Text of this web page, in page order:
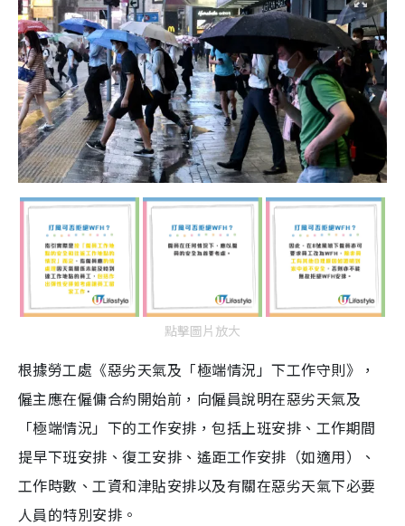
點擊圖片放大
根據勞工處《惡劣天氣及「極端情況」下工作守則》，
僱主應在僱傭合約開始前，向僱員說明在惡劣天氣及
「極端情況」下的工作安排，包括上班安排、工作期間
提早下班安排、復工安排、遙距工作安排（如適用）、
工作時數、工資和津貼安排以及有關在惡劣天氣下必要
人員的特別安排。